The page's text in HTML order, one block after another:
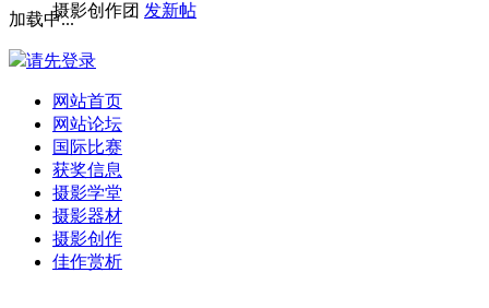
加载中...
请先登录
网站首页
网站论坛
国际比赛
获奖信息
摄影学堂
摄影器材
摄影创作
佳作赏析
摄影创作团 发新帖